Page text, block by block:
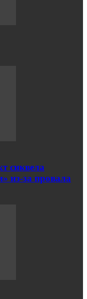
сиквела
из-за провала